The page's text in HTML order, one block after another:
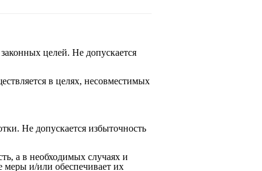
целей. Не допускается
в целях, несовместимых
Не допускается избыточность
а в необходимых случаях и
меры и/или обеспечивает их